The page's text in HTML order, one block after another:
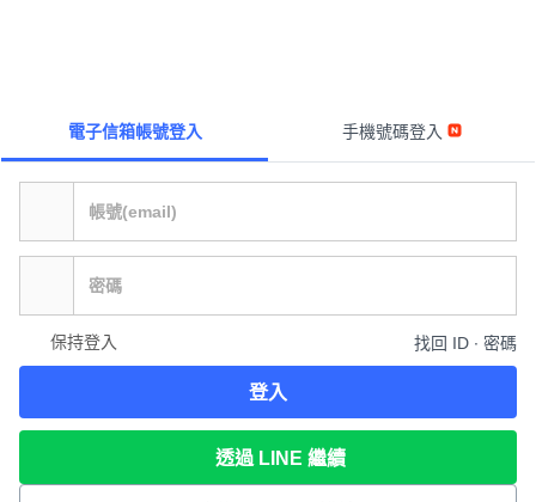
電子信箱帳號登入 手機號碼登入
保持登入 找回 ID ∙ 密碼
登入
透過 LINE 繼續